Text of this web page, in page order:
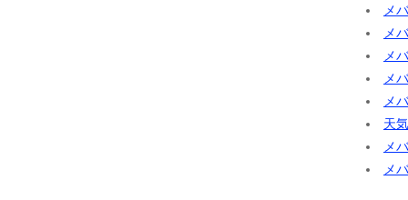
メ
メ
メ
メ
メ
天
メ
メ